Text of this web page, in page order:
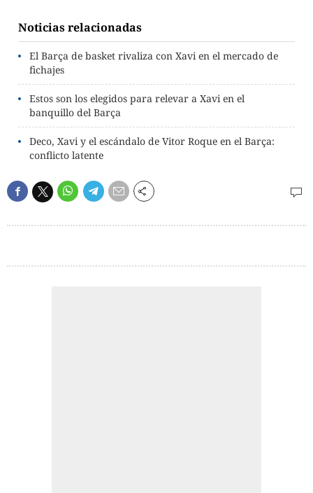
Noticias relacionadas
El Barça de basket rivaliza con Xavi en el mercado de
fichajes
Estos son los elegidos para relevar a Xavi en el
banquillo del Barça
Deco, Xavi y el escándalo de Vitor Roque en el Barça:
conflicto latente